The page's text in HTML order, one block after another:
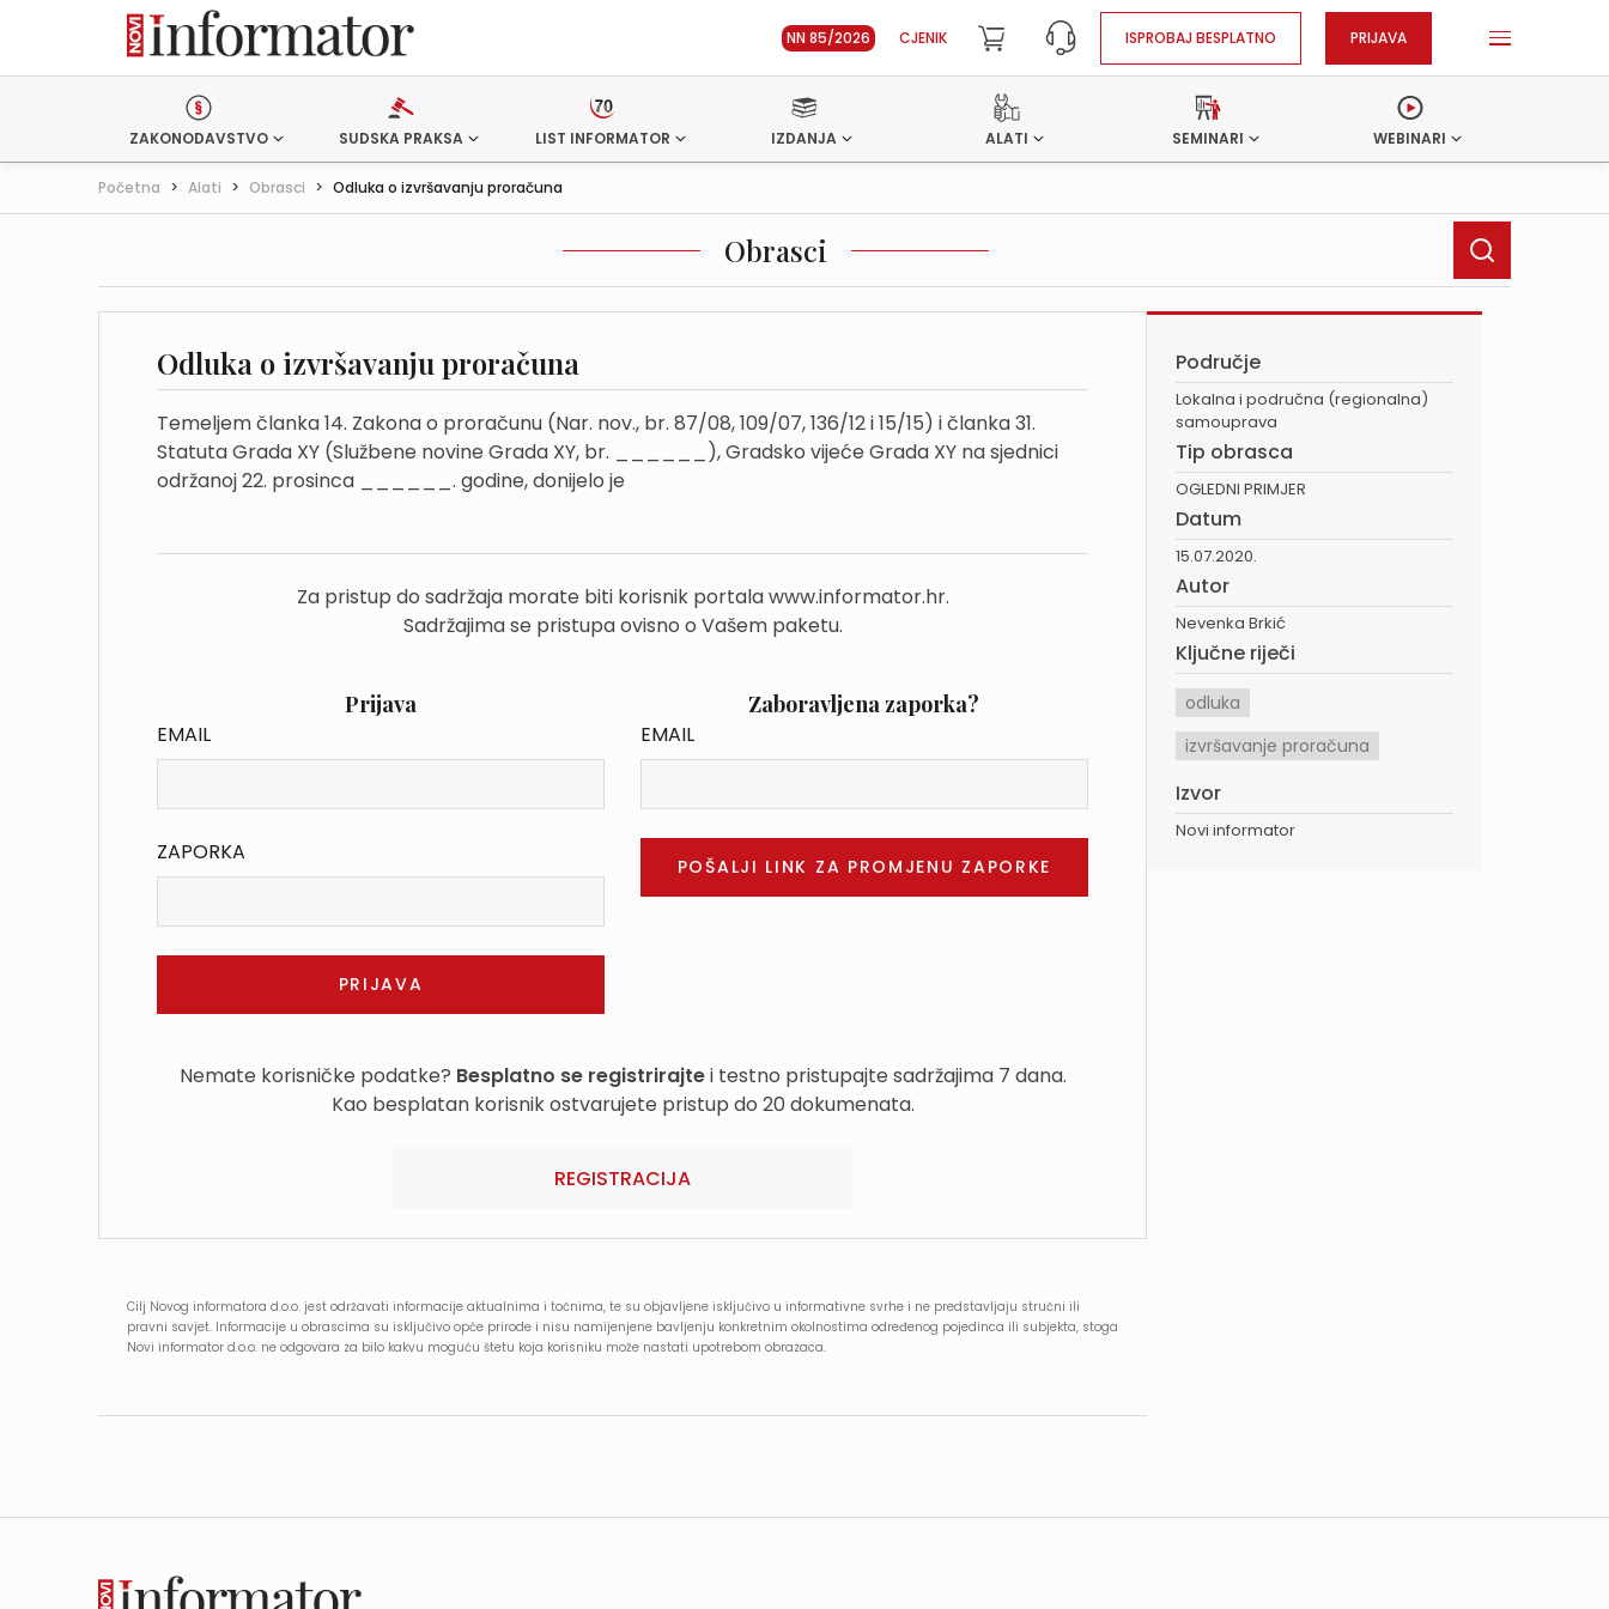
NN 85/2026 CJENIK ISPROBAJ BESPLATNO PRIJAVA
ZAKONODAVSTVO SUDSKA PRAKSA LIST INFORMATOR IZDANJA ALATI SEMINARI WEBINARI
Početna > Alati > Obrasci > Odluka o izvršavanju proračuna
Obrasci
Odluka o izvršavanju proračuna
Temeljem članka 14. Zakona o proračunu (Nar. nov., br. 87/08, 109/07, 136/12 i 15/15) i članka 31.
Statuta Grada XY (Službene novine Grada XY, br. ______), Gradsko vijeće Grada XY na sjednici
održanoj 22. prosinca ______. godine, donijelo je
Za pristup do sadržaja morate biti korisnik portala www.informator.hr.
Sadržajima se pristupa ovisno o Vašem paketu.
Prijava
EMAIL
ZAPORKA
Zaboravljena zaporka?
EMAIL
Nemate korisničke podatke? Besplatno se registrirajtei testno pristupajte sadržajima 7 dana.
Kao besplatan korisnik ostvarujete pristup do 20 dokumenata.
REGISTRACIJA
Cilj Novog informatora d.o.o. jest održavati informacije aktualnima i točnima, te su objavljene isključivo u informativne svrhe i ne predstavljaju stručni ili
pravni savjet. Informacije u obrascima su isključivo opće prirode i nisu namijenjene bavljenju konkretnim okolnostima određenog pojedinca ili subjekta, stoga
Novi informator d.o.o. ne odgovara za bilo kakvu moguću štetu koja korisniku može nastati upotrebom obrazaca.
Područje
Lokalna i područna (regionalna)
samouprava
Tip obrasca
OGLEDNI PRIMJER
Datum
15.07.2020.
Autor
Nevenka Brkić
Ključne riječi
odluka
izvršavanje proračuna
Izvor
Novi informator